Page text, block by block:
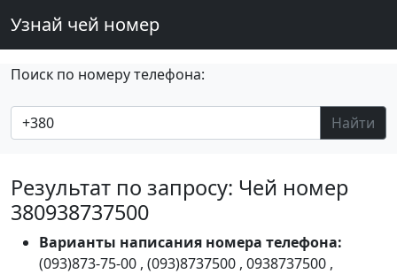
Узнай чей номер
Поиск по номеру телефона:
Найти
Результат по запросу: Чей номер
380938737500
Варианты написания номера телефона:
(093)873-75-00 , (093)8737500 , 0938737500 ,